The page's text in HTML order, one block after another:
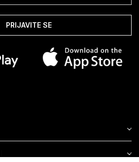
PRIJAVITE SE